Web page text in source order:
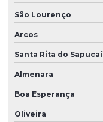
São Lourenço
Arcos
Santa Rita do Sapucaí
Almenara
Boa Esperança
Oliveira